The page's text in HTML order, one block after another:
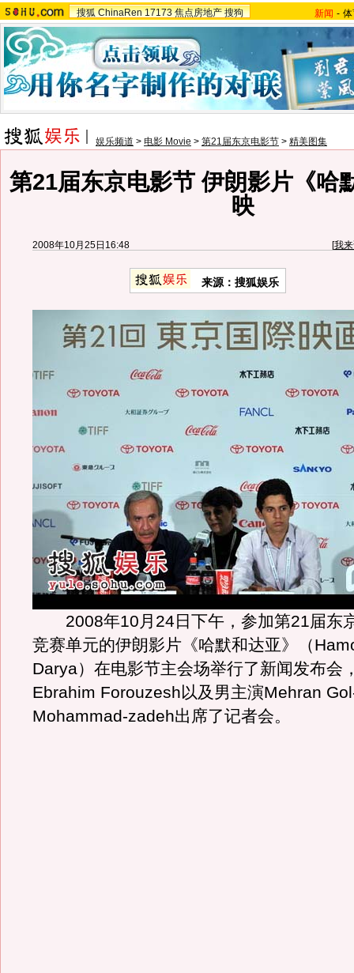
搜狐 ChinaRen 17173 焦点房地产 搜狗 新闻 -
娱乐频道 > 电影 Movie > 第21届东京电影节 > 精美图集
第21届东京电影节 伊朗影片《哈
映
2008年10月25日16:48 [我
来源：搜狐娱乐
2008年10月24日下午，参加第21届东
竞赛单元的伊朗影片《哈默和达亚》（
Darya）在电影节主会场举行了新闻发布会
Ebrahim Forouzesh以及男主演Mehran
Mohammad-zadeh出席了记者会。